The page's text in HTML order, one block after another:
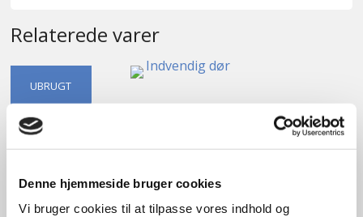
Denne hjemmeside bruger cookies
Vi bruger cookies til at tilpasse vores indhold og
Relaterede varer
UBRUGT
Indvendig dør
kr.1.100,00
Tilføj til kurv